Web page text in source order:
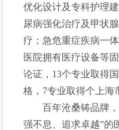
优化设计及专科护理
尿病强化治疗及甲状
疗；急危重症疾病一
医院拥有医疗设备等
论证，13个专业取得
格，7专业取得个上海
百年沧桑铸品牌，
强不息、追求卓越”的